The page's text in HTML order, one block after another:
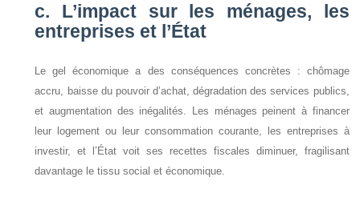
c. L’impact sur les ménages, les
entreprises et l’État
Le gel économique a des conséquences concrètes : chômage
accru, baisse du pouvoir d’achat, dégradation des services publics,
et augmentation des inégalités. Les ménages peinent à financer
leur logement ou leur consommation courante, les entreprises à
investir, et l’État voit ses recettes fiscales diminuer, fragilisant
davantage le tissu social et économique.